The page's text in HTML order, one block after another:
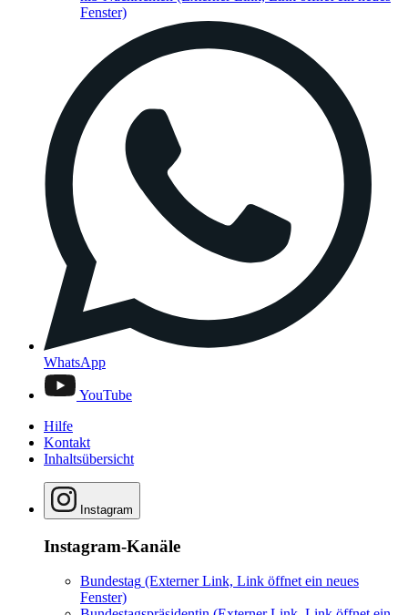
Fenster)
WhatsApp
YouTube
Hilfe
Kontakt
Inhaltsübersicht
Instagram
Instagram-Kanäle
Bundestag (Externer Link, Link öffnet ein neues
Fenster)